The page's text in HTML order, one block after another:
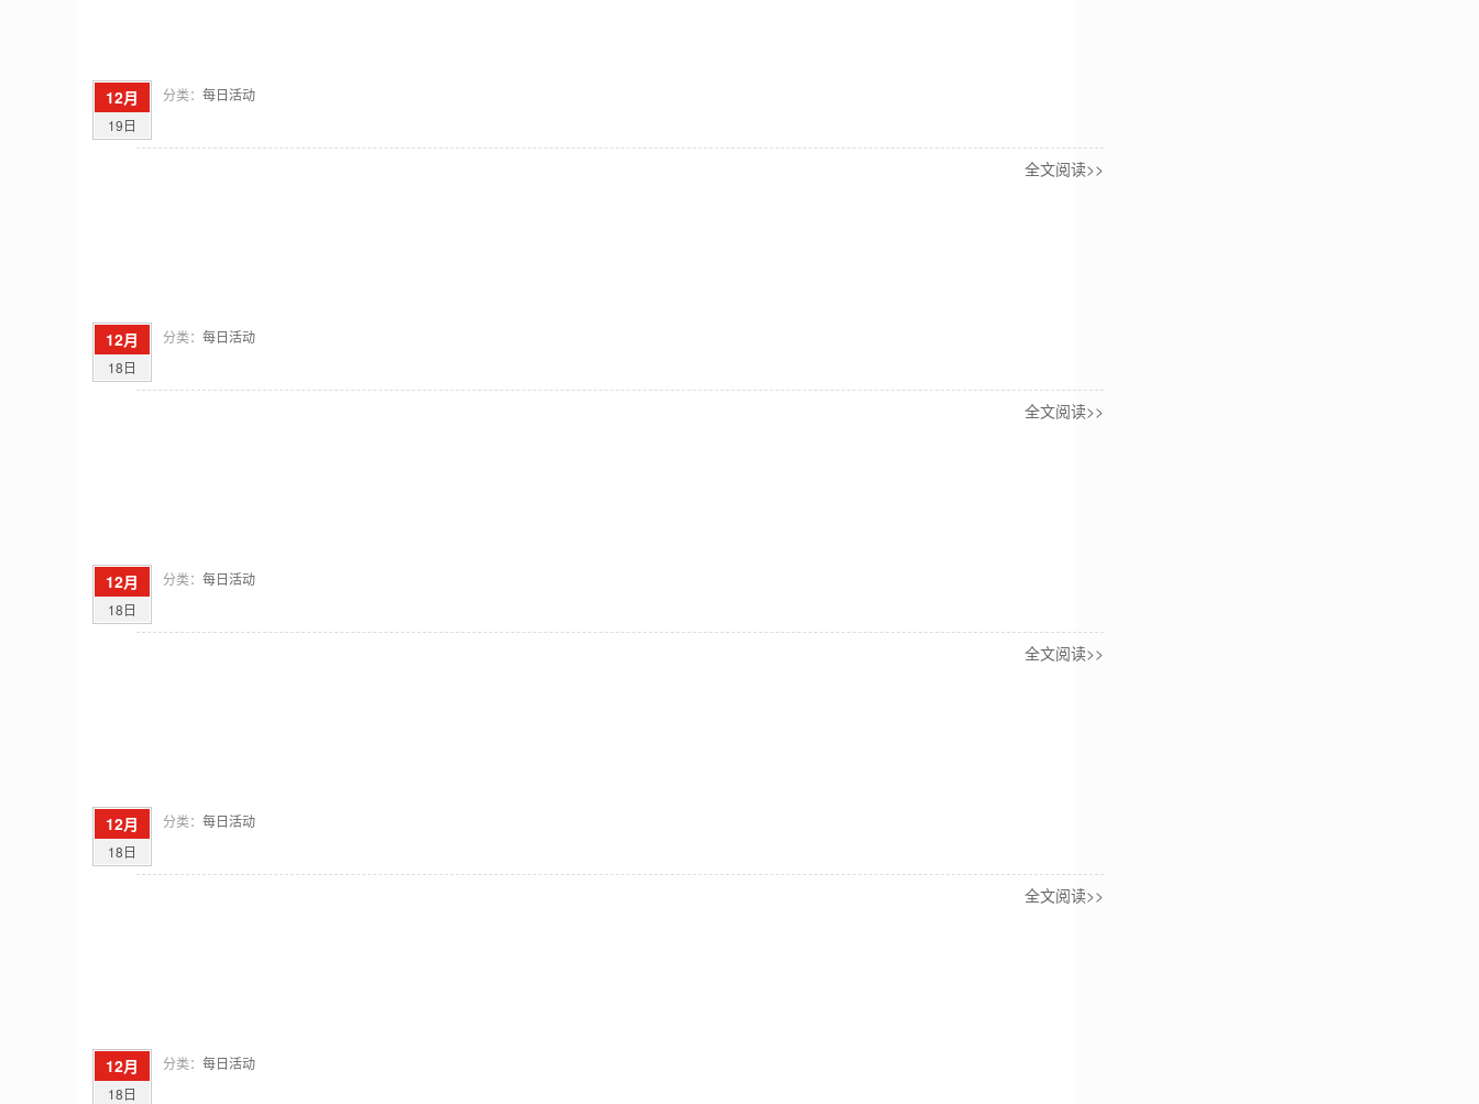
12月
19日
分类： 每日活动
全文阅读>>
12月
18日
分类： 每日活动
全文阅读>>
12月
18日
分类： 每日活动
全文阅读>>
12月
18日
分类： 每日活动
全文阅读>>
12月
18日
分类： 每日活动